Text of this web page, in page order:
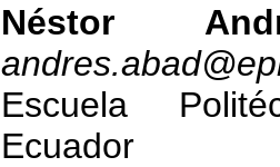
Néstor
Escuela
Ecuador